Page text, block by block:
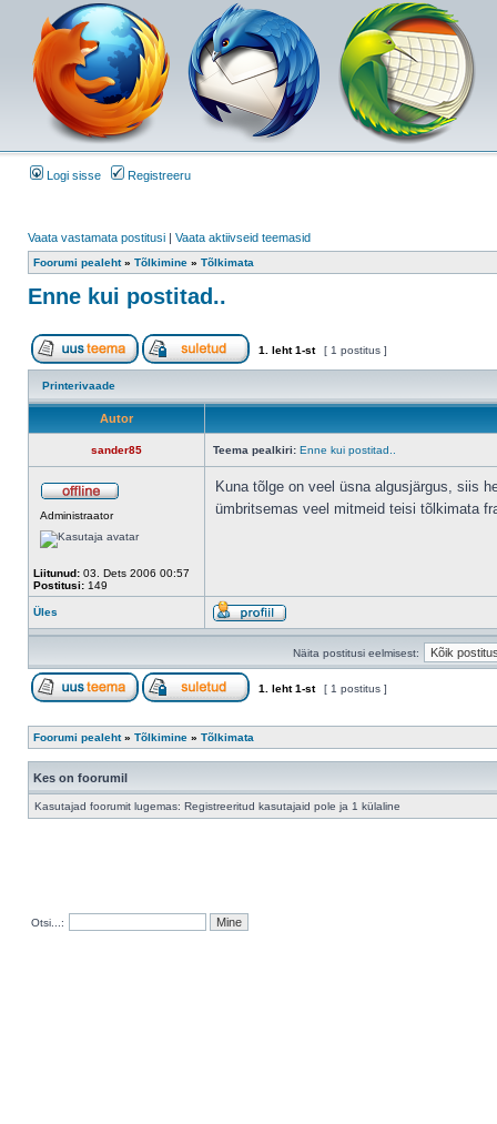
Logi sisse Registreeru
Vaata vastamata postitusi | Vaata aktiivseid teemasid
Foorumi pealeht» Tõlkimine » Tõlkimata
Enne kui postitad..
1 . leht1-st [ 1 postitus ]
Printerivaade
Autor
sander85 Teema pealkiri: Enne kui postitad..
Administraator
Liitunud: 03. Dets 2006 00:57
Postitusi: 149
Kuna tõlge on veel üsna algusjärgus, siis
ümbritsemas veel mitmeid teisi tõlkimata
Üles
Näita postitusi eelmisest:
1 . leht1-st [ 1 postitus ]
Foorumi pealeht» Tõlkimine » Tõlkimata
Kes on foorumil
Kasutajad foorumit lugemas: Registreeritud kasutajaid pole ja 1 külaline
Otsi...: